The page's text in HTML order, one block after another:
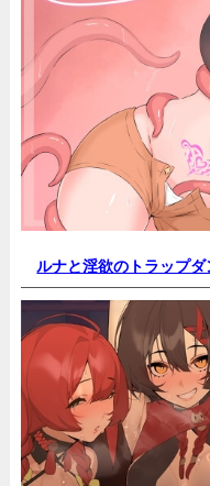
ルナと淫欲のトラップダ